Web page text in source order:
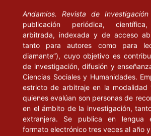
Andamios. Revista de
publicación periódica, científica,
arbitrada, indexada y de acceso
tanto para autores como para
diamante”), cuyo objetivo es
de investigación, difusión y
Ciencias Sociales y Humanidades.
estricto de arbitraje en la modalidad
quienes evalúan son personas de
en el ámbito de la investigación,
extranjera. Se publica en lengua
formato electrónico tres veces al año